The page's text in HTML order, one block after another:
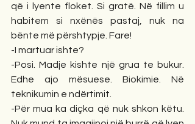
që i lyente floket. Si gratë. Në fillim u
habitem si nxënës pastaj, nuk na
bënte më përshtypje. Fare!
-I martuar ishte?
-Posi. Madje kishte një grua te bukur.
Edhe ajo mësuese. Biokimie. Në
teknikumin e ndërtimit.
-Për mua ka diçka që nuk shkon këtu.